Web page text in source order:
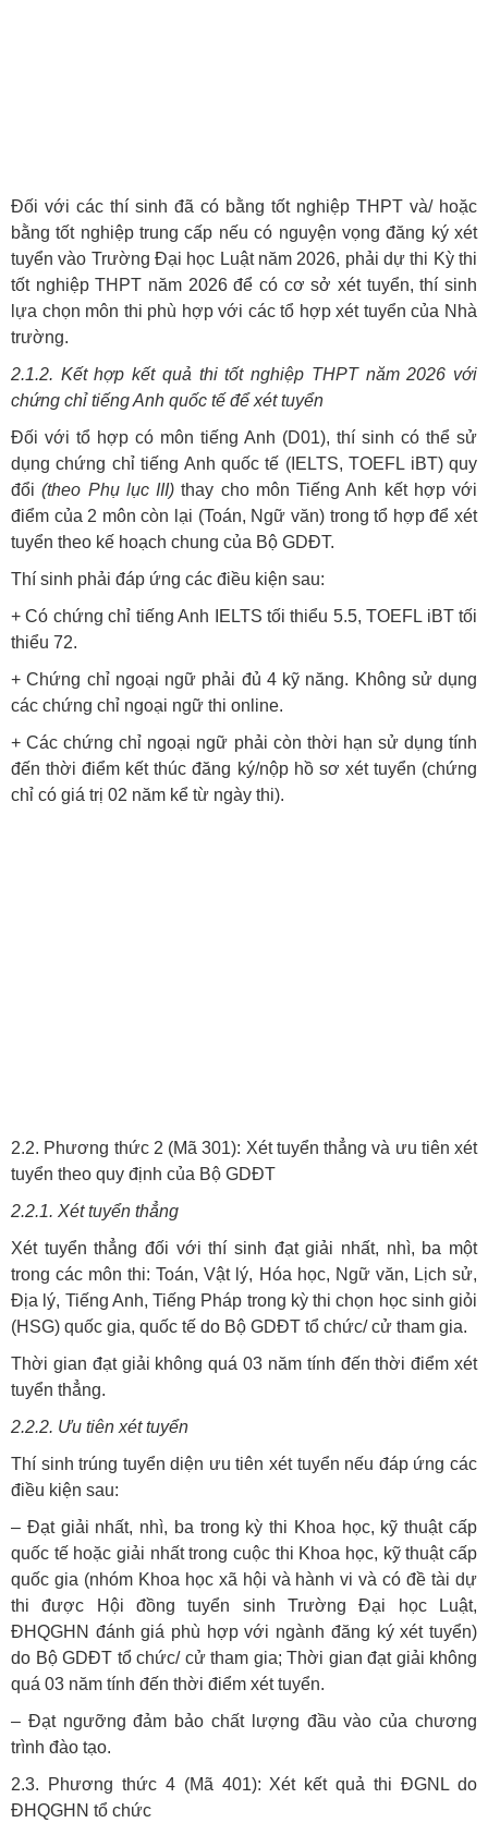
Đối với các thí sinh đã có bằng tốt nghiệp THPT và/ hoặc
bằng tốt nghiệp trung cấp nếu có nguyện vọng đăng ký xét
tuyển vào Trường Đại học Luật năm 2026, phải dự thi Kỳ thi
tốt nghiệp THPT năm 2026 để có cơ sở xét tuyển, thí sinh
lựa chọn môn thi phù hợp với các tổ hợp xét tuyển của Nhà
trường.
2.1.2. Kết hợp kết quả thi tốt nghiệp THPT năm 2026 với
chứng chỉ tiếng Anh quốc tế để xét tuyển
Đối với tổ hợp có môn tiếng Anh (D01), thí sinh có thể sử
dụng chứng chỉ tiếng Anh quốc tế (IELTS, TOEFL iBT) quy
đổi(theo Phụ lục III) thay cho môn Tiếng Anh kết hợp với
điểm của 2 môn còn lại (Toán, Ngữ văn) trong tổ hợp để xét
tuyển theo kế hoạch chung của Bộ GDĐT.
Thí sinh phải đáp ứng các điều kiện sau:
+ Có chứng chỉ tiếng Anh IELTS tối thiểu 5.5, TOEFL iBT tối
thiểu 72.
+ Chứng chỉ ngoại ngữ phải đủ 4 kỹ năng. Không sử dụng
các chứng chỉ ngoại ngữ thi online.
+ Các chứng chỉ ngoại ngữ phải còn thời hạn sử dụng tính
đến thời điểm kết thúc đăng ký/nộp hồ sơ xét tuyển (chứng
chỉ có giá trị 02 năm kể từ ngày thi).
2.2. Phương thức 2 (Mã 301): Xét tuyển thẳng và ưu tiên xét
tuyển theo quy định của Bộ GDĐT
2.2.1. Xét tuyển thẳng
Xét tuyển thẳng đối với thí sinh đạt giải nhất, nhì, ba một
trong các môn thi: Toán, Vật lý, Hóa học, Ngữ văn, Lịch sử,
Địa lý, Tiếng Anh, Tiếng Pháp trong kỳ thi chọn học sinh giỏi
(HSG) quốc gia, quốc tế do Bộ GDĐT tổ chức/ cử tham gia.
Thời gian đạt giải không quá 03 năm tính đến thời điểm xét
tuyển thẳng.
2.2.2. Ưu tiên xét tuyển
Thí sinh trúng tuyển diện ưu tiên xét tuyển nếu đáp ứng các
điều kiện sau:
– Đạt giải nhất, nhì, ba trong kỳ thi Khoa học, kỹ thuật cấp
quốc tế hoặc giải nhất trong cuộc thi Khoa học, kỹ thuật cấp
quốc gia (nhóm Khoa học xã hội và hành vi và có đề tài dự
thi được Hội đồng tuyển sinh Trường Đại học Luật,
ĐHQGHN đánh giá phù hợp với ngành đăng ký xét tuyển)
do Bộ GDĐT tổ chức/ cử tham gia; Thời gian đạt giải không
quá 03 năm tính đến thời điểm xét tuyển.
– Đạt ngưỡng đảm bảo chất lượng đầu vào của chương
trình đào tạo.
2.3. Phương thức 4 (Mã 401): Xét kết quả thi ĐGNL do
ĐHQGHN tổ chức